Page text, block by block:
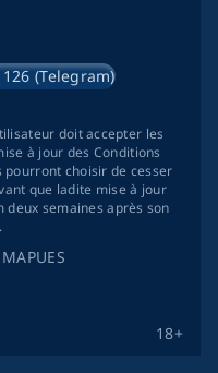
MAPUES
(Telegram)
18+
doit accepter les
à jour des Conditions
choisir de cesser
que ladite mise à jour
deux semaines après son